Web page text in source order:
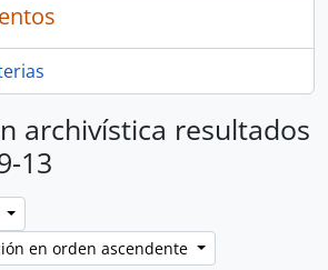
archivística resultados
13
en orden ascendente